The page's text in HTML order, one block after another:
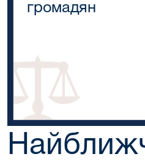
громадян